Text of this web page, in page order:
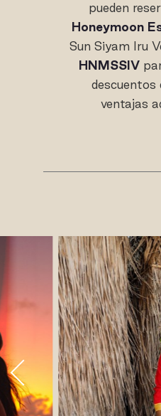
pueden
Honeymoon
Sun Siyam Iru
HNMSSIV
descuentos
ventajas